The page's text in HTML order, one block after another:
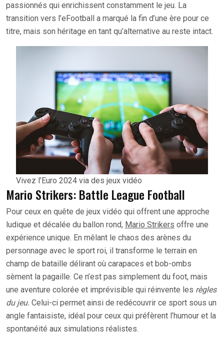
passionnés qui enrichissent constamment le jeu. La
transition vers l’eFootball a marqué la fin d’une ère pour ce
titre, mais son héritage en tant qu’alternative au reste intact.
Vivez l’Euro 2024 via des jeux vidéo
Mario Strikers: Battle League Football
Pour ceux en quête de jeux vidéo qui offrent une approche
ludique et décalée du ballon rond, Mario Strikers offre une
expérience unique. En mêlant le chaos des arènes du
personnage avec le sport roi, il transforme le terrain en
champ de bataille délirant où carapaces et bob-ombs
sèment la pagaille. Ce n’est pas simplement du foot, mais
une aventure colorée et imprévisible qui réinvente les règles
du jeu. Celui-ci permet ainsi de redécouvrir ce sport sous un
angle fantaisiste, idéal pour ceux qui préfèrent l’humour et la
spontanéité aux simulations réalistes.